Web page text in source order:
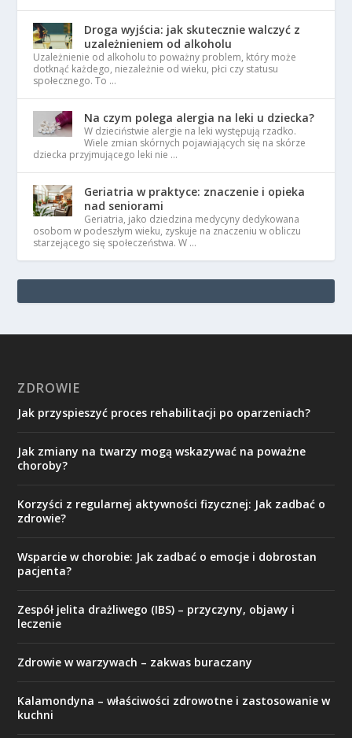
Droga wyjścia: jak skutecznie walczyć z
uzależnieniem od alkoholu
Uzależnienie od alkoholu to poważny problem, który może
dotknąć każdego, niezależnie od wieku, płci czy statusu
społecznego. To …
Na czym polega alergia na leki u dziecka?
W dzieciństwie alergie na leki występują rzadko.
Wiele zmian skórnych pojawiających się na skórze
dziecka przyjmującego leki nie …
Geriatria w praktyce: znaczenie i opieka
nad seniorami
Geriatria, jako dziedzina medycyny dedykowana
osobom w podeszłym wieku, zyskuje na znaczeniu w obliczu
starzejącego się społeczeństwa. W …
ZDROWIE
Jak przyspieszyć proces rehabilitacji po oparzeniach?
Jak zmiany na twarzy mogą wskazywać na poważne
choroby?
Korzyści z regularnej aktywności fizycznej: Jak zadbać o
zdrowie?
Wsparcie w chorobie: Jak zadbać o emocje i dobrostan
pacjenta?
Zespół jelita drażliwego (IBS) – przyczyny, objawy i
leczenie
Zdrowie w warzywach – zakwas buraczany
Kalamondyna – właściwości zdrowotne i zastosowanie w
kuchni